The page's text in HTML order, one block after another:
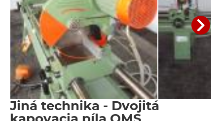
Jiná technika - Dvojitá